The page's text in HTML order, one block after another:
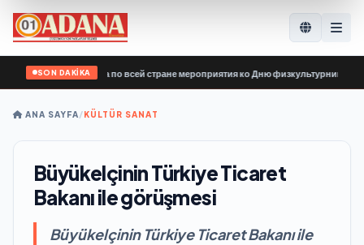
SON DAKİKA
России» провела по всей стране мероприятия ко Дню физкультурника•
ANA SAYFA/KÜLTÜR SANAT
Büyükelçinin Türkiye Ticaret
Bakanı ile görüşmesi
Büyükelçinin Türkiye Ticaret Bakanı ile